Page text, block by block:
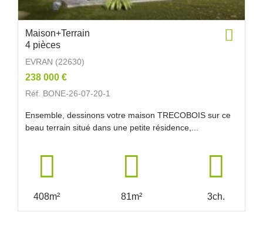
Maison+Terrain
4 pièces
EVRAN (22630)
238 000 €
Réf. BONE-26-07-20-1
Ensemble, dessinons votre maison TRECOBOIS sur ce
beau terrain situé dans une petite résidence,...
408m² 81m² 3ch.